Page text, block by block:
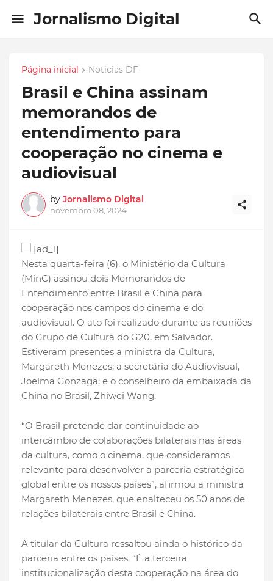
Jornalismo Digital
Página inicial Noticias DF
Brasil e China assinam
memorandos de
entendimento para
cooperação no cinema e
audiovisual
by Jornalismo Digital
novembro 08, 2024
[ad_1]
Nesta quarta-feira (6), o Ministério da Cultura
(MinC) assinou dois Memorandos de
Entendimento entre Brasil e China para
cooperação nos campos do cinema e do
audiovisual. O ato foi realizado durante as reuniões
do Grupo de Cultura do G20, em Salvador.
Estiveram presentes a ministra da Cultura,
Margareth Menezes; a secretária do Audiovisual,
Joelma Gonzaga; e o conselheiro da embaixada da
China no Brasil, Zhiwei Wang.
“O Brasil pretende dar continuidade ao
intercâmbio de colaborações bilaterais nas áreas
da cultura, como o cinema, que consideramos
relevante para desenvolver a parceria estratégica
global entre os nossos países”, afirmou a ministra
Margareth Menezes, que enalteceu os 50 anos de
relações bilaterais entre Brasil e China.
A titular da Cultura ressaltou ainda o histórico da
parceria entre os países. “É a terceira
institucionalização desta cooperação na área do